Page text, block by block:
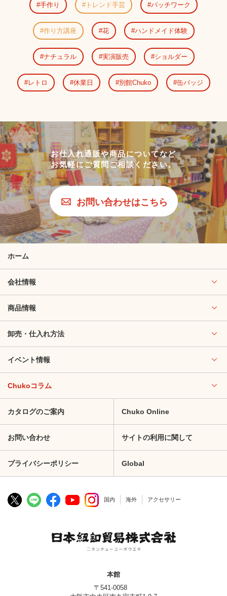
手作り トレンド手芸 パッチワーク
作り方講座 花 ハンドメイド体験
ナチュラル 実演販売 ショルダー
レトロ 休業日 別館Chuko 缶バッジ
お仕入れ通販や商品についてなど
お気軽にご質問ご相談ください。
お問い合わせはこちら
ホーム
会社情報
商品情報
卸売・仕入れ方法
イベント情報
Chukoコラム
カタログのご案内 Chuko Online
お問い合わせ サイトの利用に関して
プライバシーポリシー Global
国内 海外 アクセサリー
本館
〒541-0058